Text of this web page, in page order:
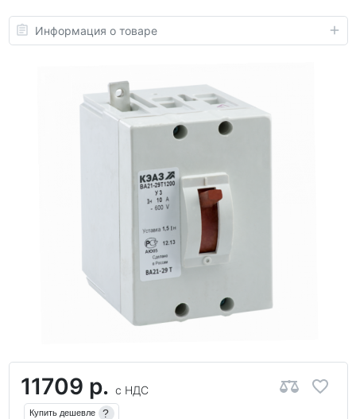
Информация о товаре
11709 р. с НДС
Купить дешевле ?